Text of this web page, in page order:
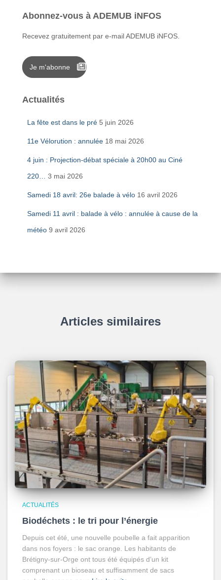
Abonnez-vous à ADEMUB iNFOS
Recevez gratuitement par e-mail ADEMUB iNFOS.
Je m'abonne
Actualités
La fête est dans le pré 5 juin 2026
11e Vélorution : annulée 18 mai 2026
4 juin : Projection-débat spéciale à 20h00 au Ciné
220… 3 mai 2026
Samedi 18 avril: 26e balade à vélo 16 avril 2026
Samedi 11 avril : balade à vélo : annulée à cause de la
météo 9 avril 2026
Articles similaires
ACTUALITÉS
Biodéchets : le tri pour l’énergie
Depuis cet été, une nouvelle poubelle a fait apparition
dans nos foyers : le sac orange. Les habitants de
Brétigny-sur-Orge ont tous été équipés d’un kit
comprenant un bioseau et suffisamment de sacs